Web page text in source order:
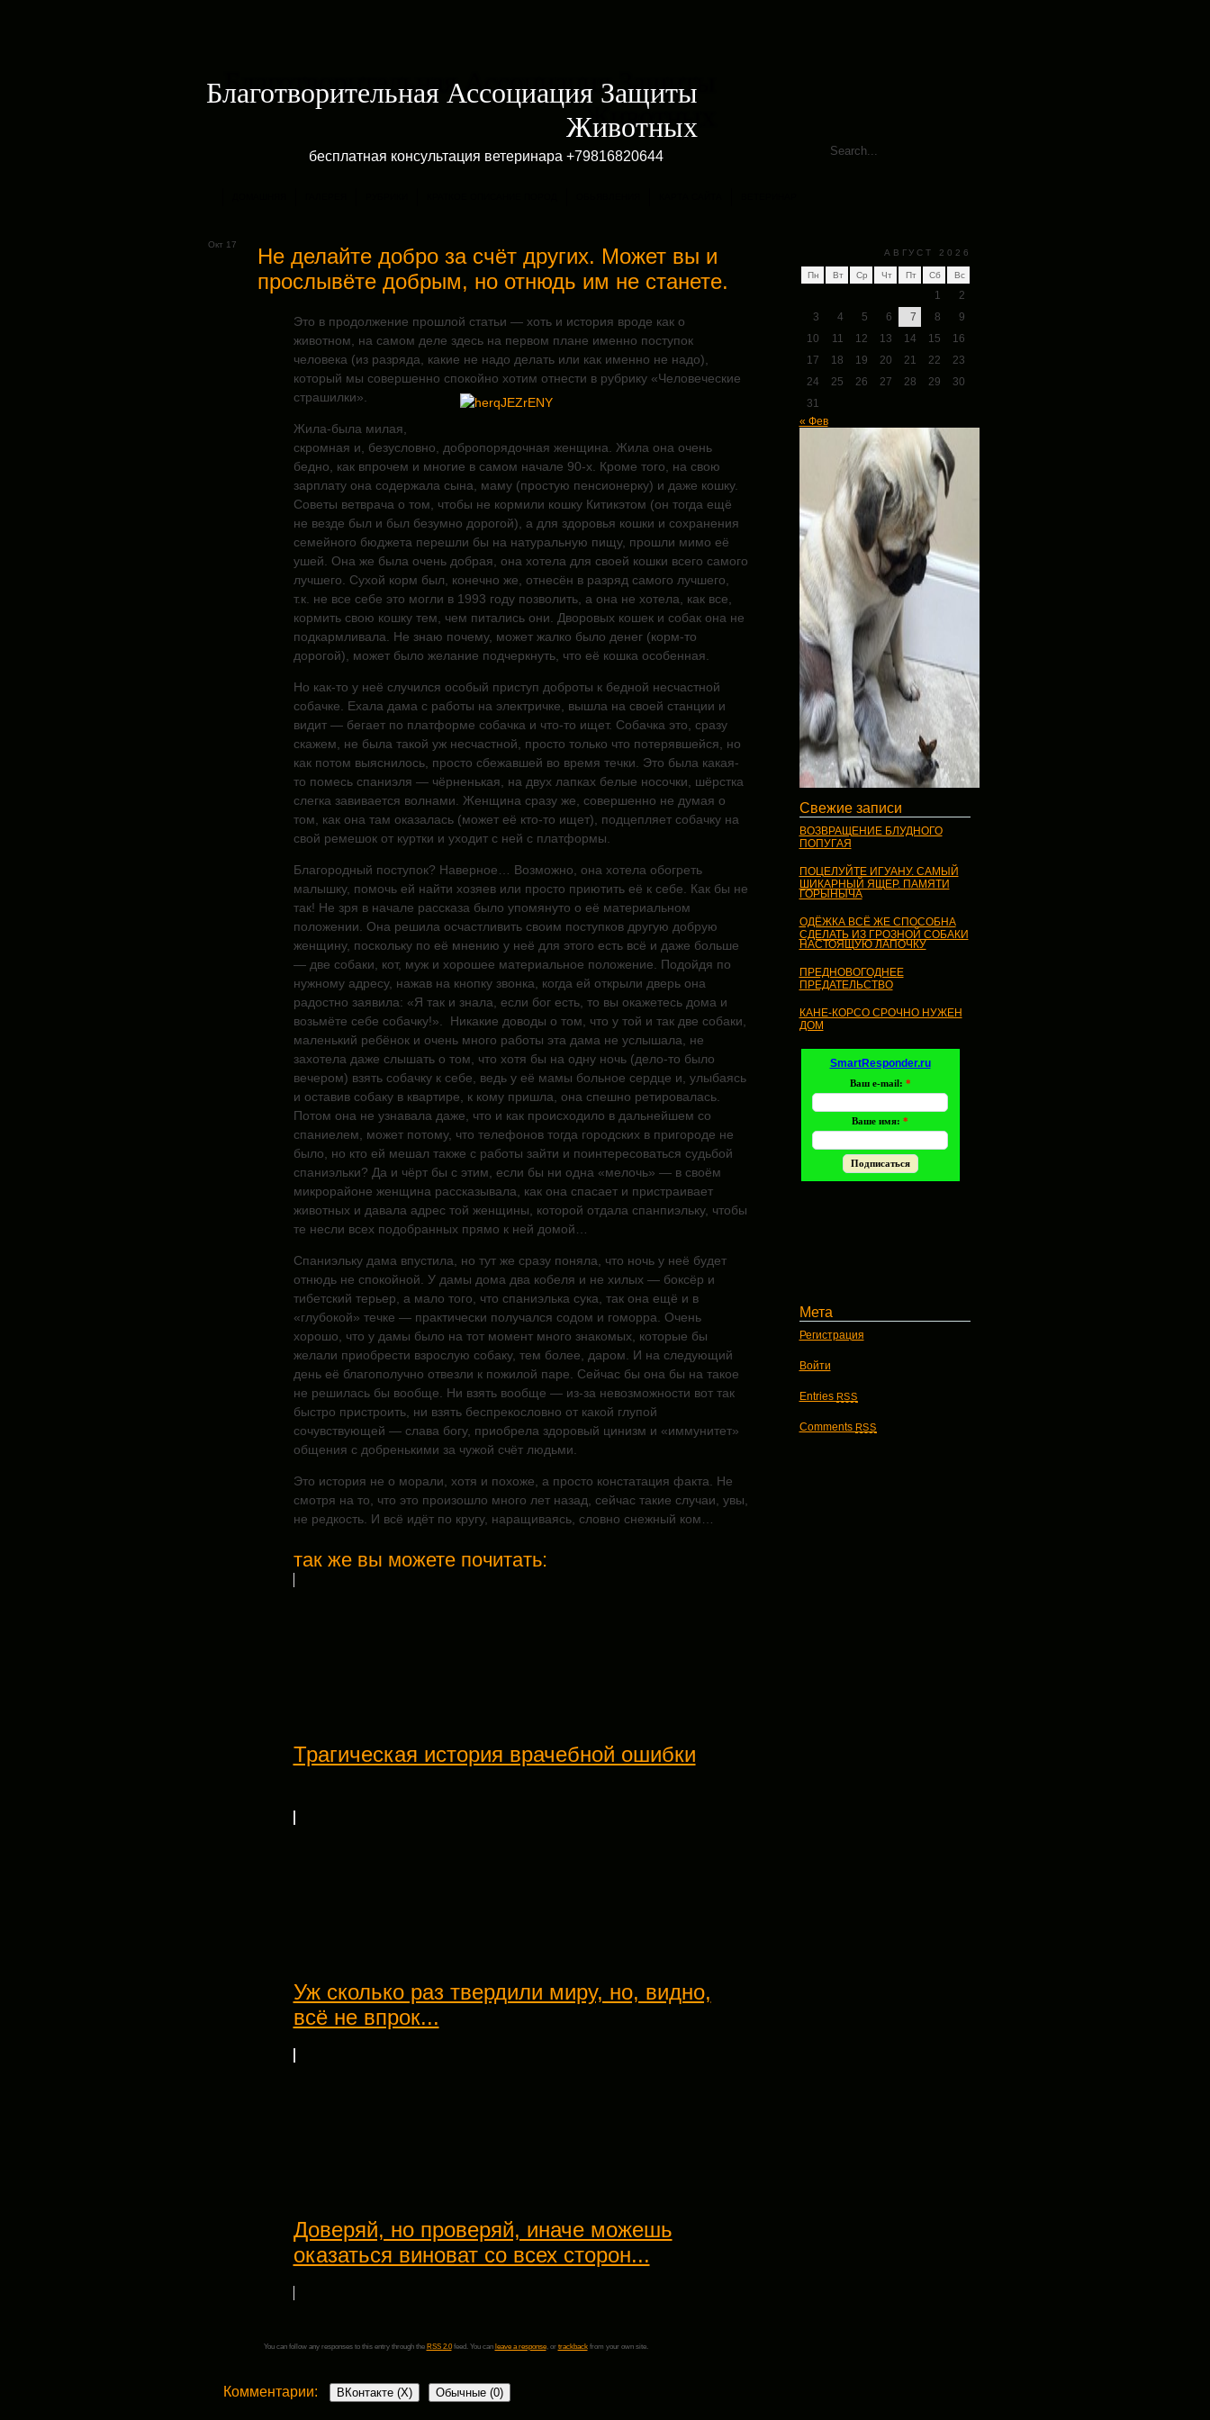
Благотворительная Ассоциация Защиты
Животных
бесплатная консультация ветеринара +79816820644
Окт 17
Не делайте добро за счёт других. Может вы и
прослывёте добрым, но отнюдь им не станете.
Это в продолжение прошлой статьи — хоть и история вроде как о
животном, на самом деле здесь на первом плане именно поступок
человека (из разряда, какие не надо делать или как именно не надо),
который мы совершенно спокойно хотим отнести в рубрику «Человеческие
страшилки».
Жила-была милая,
скромная и, безусловно, добропорядочная женщина. Жила она очень
бедно, как впрочем и многие в самом начале 90-х. Кроме того, на свою
зарплату она содержала сына, маму (простую пенсионерку) и даже кошку.
Советы ветврача о том, чтобы не кормили кошку Китикэтом (он тогда ещё
не везде был и был безумно дорогой), а для здоровья кошки и сохранения
семейного бюджета перешли бы на натуральную пищу, прошли мимо её
ушей. Она же была очень добрая, она хотела для своей кошки всего самого
лучшего. Сухой корм был, конечно же, отнесён в разряд самого лучшего,
т.к. не все себе это могли в 1993 году позволить, а она не хотела, как все,
кормить свою кошку тем, чем питались они. Дворовых кошек и собак она не
подкармливала. Не знаю почему, может жалко было денег (корм-то
дорогой), может было желание подчеркнуть, что её кошка особенная.
Но как-то у неё случился особый приступ доброты к бедной несчастной
собачке. Ехала дама с работы на электричке, вышла на своей станции и
видит — бегает по платформе собачка и что-то ищет. Собачка это, сразу
скажем, не была такой уж несчастной, просто только что потерявшейся, но
как потом выяснилось, просто сбежавшей во время течки. Это была какая-
то помесь спаниэля — чёрненькая, на двух лапках белые носочки, шёрстка
слегка завивается волнами. Женщина сразу же, совершенно не думая о
том, как она там оказалась (может её кто-то ищет), подцепляет собачку на
свой ремешок от куртки и уходит с ней с платформы.
Благородный поступок? Наверное… Возможно, она хотела обогреть
малышку, помочь ей найти хозяев или просто приютить её к себе. Как бы не
так! Не зря в начале рассказа было упомянуто о её материальном
положении. Она решила осчастливить своим поступков другую добрую
женщину, поскольку по её мнению у неё для этого есть всё и даже больше
— две собаки, кот, муж и хорошее материальное положение. Подойдя по
нужному адресу, нажав на кнопку звонка, когда ей открыли дверь она
радостно заявила: «Я так и знала, если бог есть, то вы окажетесь дома и
возьмёте себе собачку!». Никакие доводы о том, что у той и так две собаки,
маленький ребёнок и очень много работы эта дама не услышала, не
захотела даже слышать о том, что хотя бы на одну ночь (дело-то было
вечером) взять собачку к себе, ведь у её мамы больное сердце и, улыбаясь
и оставив собаку в квартире, к кому пришла, она спешно ретировалась.
Потом она не узнавала даже, что и как происходило в дальнейшем со
спаниелем, может потому, что телефонов тогда городских в пригороде не
было, но кто ей мешал также с работы зайти и поинтересоваться судьбой
спаниэльки? Да и чёрт бы с этим, если бы ни одна «мелочь» — в своём
микрорайоне женщина рассказывала, как она спасает и пристраивает
животных и давала адрес той женщины, которой отдала спанпиэльку, чтобы
те несли всех подобранных прямо к ней домой…
Спаниэльку дама впустила, но тут же сразу поняла, что ночь у неё будет
отнюдь не спокойной. У дамы дома два кобеля и не хилых — боксёр и
тибетский терьер, а мало того, что спаниэлька сука, так она ещё и в
«глубокой» течке — практически получался содом и гоморра. Очень
хорошо, что у дамы было на тот момент много знакомых, которые бы
желали приобрести взрослую собаку, тем более, даром. И на следующий
день её благополучно отвезли к пожилой паре. Сейчас бы она бы на такое
не решилась бы вообще. Ни взять вообще — из-за невозможности вот так
быстро пристроить, ни взять беспрекословно от какой глупой
сочувствующей — слава богу, приобрела здоровый цинизм и «иммунитет»
общения с добренькими за чужой счёт людьми.
Это история не о морали, хотя и похоже, а просто констатация факта. Не
смотря на то, что это произошло много лет назад, сейчас такие случаи, увы,
не редкость. И всё идёт по кругу, наращиваясь, словно снежный ком…
так же вы можете почитать:
Трагическая история врачебной ошибки
Уж сколько раз твердили миру, но, видно,
всё не впрок...
Доверяй, но проверяй, иначе можешь
оказаться виноват со всех сторон...
You can follow any responses to this entry through the RSS 2.0feed. You can leave a response, or trackbackfrom your own site.
Комментарии: ВКонтакте (X) Обычные (0)
АВГУСТ 2026
Пн Вт Ср Чт Пт Сб Вс
1
2
3
4 5 6 7 8
9
10
11 12 13 14 15
16
17
18 19 20 21 22
23
24
25 26 27 28 29
30
31
« Фев
Свежие записи
ВОЗВРАЩЕНИЕ БЛУДНОГО
ПОПУГАЯ
ПОЦЕЛУЙТЕ ИГУАНУ. САМЫЙ
ШИКАРНЫЙ ЯЩЕР. ПАМЯТИ
ГОРЫНЫЧА
ОДЁЖКА ВСЁ ЖЕ СПОСОБНА
СДЕЛАТЬ ИЗ ГРОЗНОЙ СОБАКИ
НАСТОЯЩУЮ ЛАПОЧКУ
ПРЕДНОВОГОДНЕЕ
ПРЕДАТЕЛЬСТВО
КАНЕ-КОРСО СРОЧНО НУЖЕН
ДОМ
SmartResponder.ru
Ваш e-mail: *
Ваше имя: *
Мета
Регистрация
Войти
Entries RSS
Comments RSS